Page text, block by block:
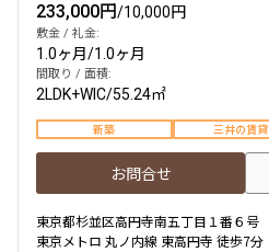
233,000円/10,000円
敷金 / 礼金:
1.0ヶ月/1.0ヶ月
間取り / 面積:
2LDK+WIC/55.24㎡
新築 三井の賃貸
お問合せ
東京都杉並区高円寺南五丁目１番６号
東京メトロ 丸ノ内線 東高円寺 徒歩7分